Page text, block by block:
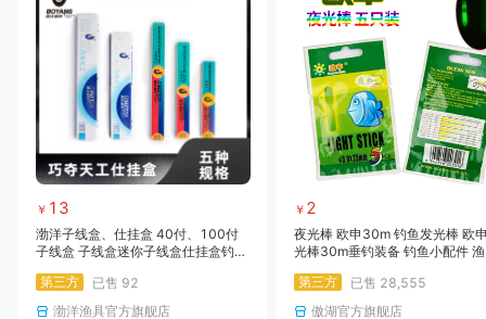
￥ 13
渤洋子线盒、仕挂盒 40付、100付
子线盒 子线盒迷你子线盒仕挂盒钓鱼
第三方
已售 92
渤洋渔具官方旗舰店
￥ 2
夜光棒 欧申30m 钓鱼发光棒 欧
光棒30m垂钓装备 钓鱼小配件
第三方
已售 28,555
傲湖官方旗舰店